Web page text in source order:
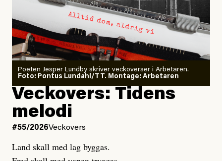
#54/2026Debatt
Sensationalism när ETC
granskar vänstern
Publicerad6 August, 2026
Uppdaterad6 August, 2026
Dödsolyckorna har slutat
minska
Joel Kellgren
Publicerad3 August, 2026
Uppdaterad3 August, 2026
Poeten Jesper Lundby skriver veckoverser i Arbetaren.
Foto: Pontus Lundahl/TT. Montage: Arbetaren
Veckovers: Tidens
melodi
#55/2026Veckovers
Land skall med lag byggas.